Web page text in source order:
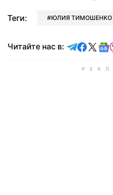
Теги: ЮЛИЯ ТИМОШЕНКО
Читайте нас в: Читайте